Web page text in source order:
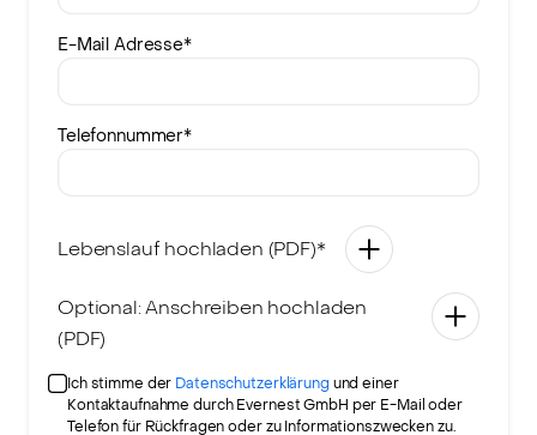
E-Mail Adresse*
Telefonnummer*
Lebenslauf hochladen (PDF)*
Optional: Anschreiben hochladen
(PDF)
Ich stimme der Datenschutzerklärung und einer
Kontaktaufnahme durch Evernest GmbH per E-Mail oder
Telefon für Rückfragen oder zu Informationszwecken zu.